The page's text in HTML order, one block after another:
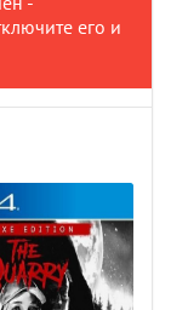
его и